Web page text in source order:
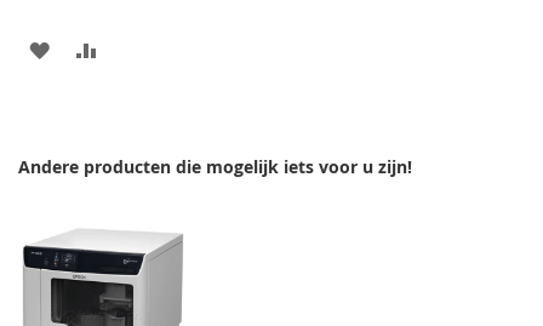
VOEG
VERLANGLIJST
VERGELIJKEN
Andere producten die mogelijk iets voor u zijn!